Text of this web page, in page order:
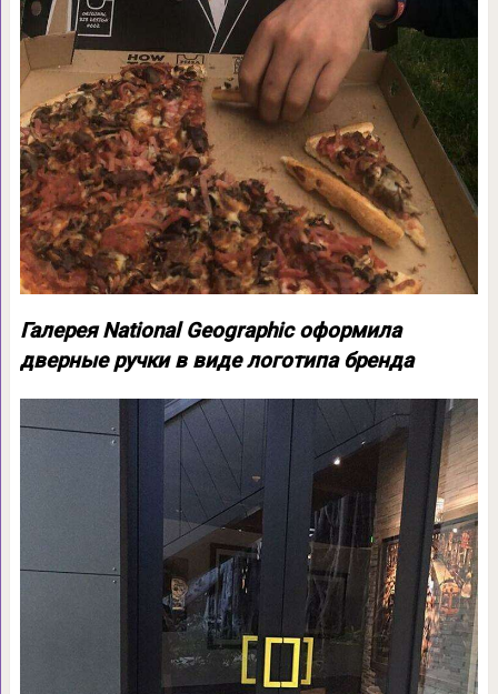
Галерея National Geographic оформила
дверные ручки в виде логотипа бренда